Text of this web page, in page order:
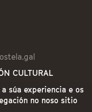
CULTURAL
súa experiencia e os
no noso sitio